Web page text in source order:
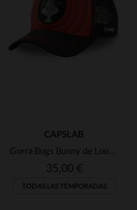
CAPSLAB
Gorra Bugs Bunny de Looney Tunes
35,00 €
TODAS LAS TEMPORADAS